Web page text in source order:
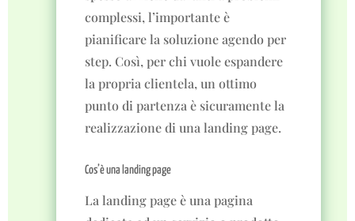
complessi, l’importante è
pianificare la soluzione agendo per
step. Così, per chi vuole espandere
la propria clientela, un ottimo
punto di partenza è sicuramente la
realizzazione di una landing page.
Cos’è una landing page
La landing page è una pagina